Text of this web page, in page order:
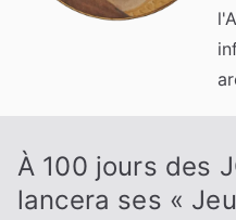
À 100 jours des
lancera ses «